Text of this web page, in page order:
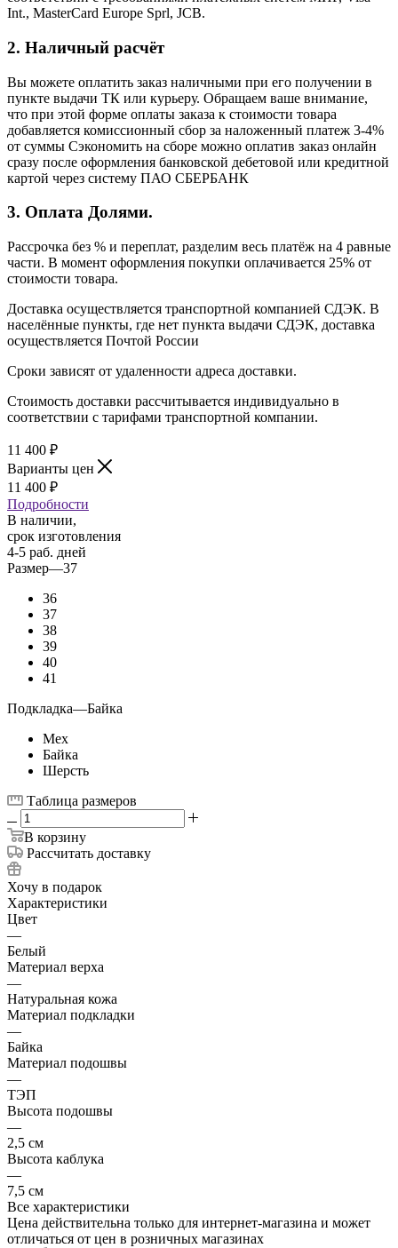
Int., MasterCard Europe Sprl, JCB.
2. Наличный расчёт
Вы можете оплатить заказ наличными при его получении в
пункте выдачи ТК или курьеру. Обращаем ваше внимание,
что при этой форме оплаты заказа к стоимости товара
добавляется комиссионный сбор за наложенный платеж 3-4%
от суммы Сэкономить на сборе можно оплатив заказ онлайн
сразу после оформления банковской дебетовой или кредитной
картой через систему ПАО СБЕРБАНК
3. Оплата Долями.
Рассрочка без % и переплат, разделим весь платёж на 4 равные
части. В момент оформления покупки оплачивается 25% от
стоимости товара.
Доставка осуществляется транспортной компанией СДЭК. В
населённые пункты, где нет пункта выдачи СДЭК, доставка
осуществляется Почтой России
Сроки зависят от удаленности адреса доставки.
Стоимость доставки рассчитывается индивидуально в
соответствии с тарифами транспортной компании.
11 400 ₽
Варианты цен
11 400 ₽
Подробности
В наличии,
срок изготовления
4-5 раб. дней
Размер—37
36
37
38
39
40
41
Подкладка—Байка
Мех
Байка
Шерсть
Таблица размеров
В корзину
Рассчитать доставку
Хочу в подарок
Характеристики
Цвет
—
Белый
Материал верха
—
Натуральная кожа
Материал подкладки
—
Байка
Материал подошвы
—
ТЭП
Высота подошвы
—
2,5 см
Высота каблука
—
7,5 см
Все характеристики
Цена действительна только для интернет-магазина и может
отличаться от цен в розничных магазинах